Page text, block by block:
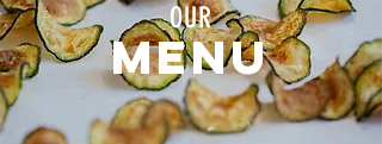
menu
OUR